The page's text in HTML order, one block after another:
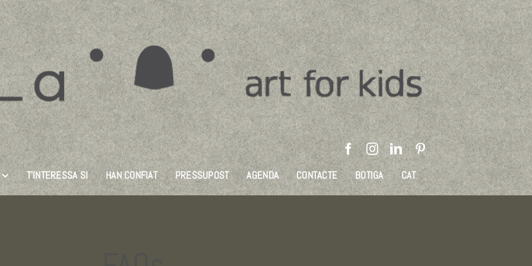
T’INTERESSA SI HAN CONFIAT PRESSUPOST AGENDA CONTACTE BOTIGA CAT